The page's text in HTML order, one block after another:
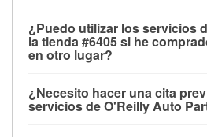
las pruebas de batería, pruebas
motor de arranque, revisión de
con O'Reilly VeriScan® e
limpiaparabrisas o bombillas,
todas las tiendas O'Reilly Auto
¿Puedo utilizar los servicios
la tienda #6405 si he
en otro lugar?
de O'Reilly Auto Parts que
tienda #6405 de Charlotte, NC
¿Necesito hacer una cita
servicios de O'Reilly Auto